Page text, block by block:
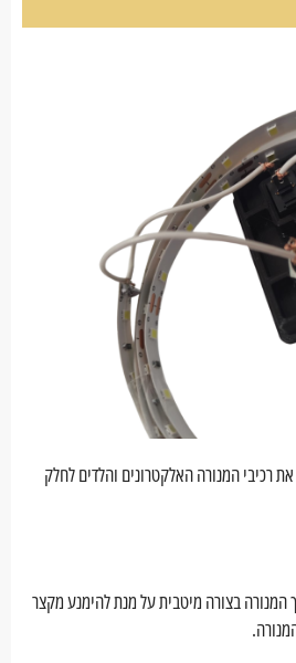
רכיבי המנורה האלקטרונים והלדים לחלק
בצורה מיטבית על מנת להימנע מקצר